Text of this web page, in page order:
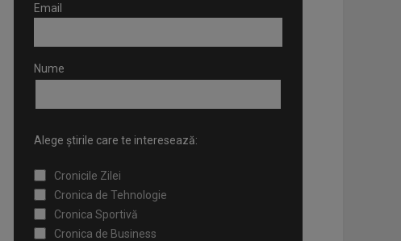
Email
Nume
Alege știrile care te interesează:
Cronicile Zilei
Cronica de Tehnologie
Cronica Sportivă
Cronica de Business